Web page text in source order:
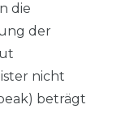
die
der
nicht
beträgt